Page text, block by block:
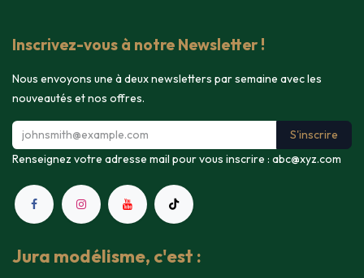
Inscrivez-vous à notre Newsletter !
Nous envoyons une à deux newsletters par semaine avec les
nouveautés et nos offres.
S'inscrire
Renseignez votre adresse mail pour vous inscrire : abc@xyz.com
Jura modélisme, c'est :